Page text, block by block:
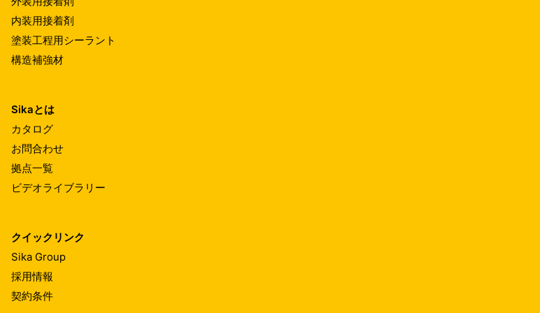
内装用接着剤
塗装工程用シーラント
構造補強材
Sikaとは
カタログ
お問合わせ
拠点一覧
ビデオライブラリー
クイックリンク
Sika Group
採用情報
契約条件